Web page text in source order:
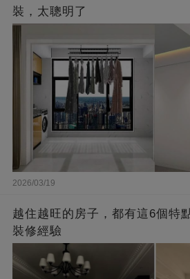
裝，太聰明了
2026/03/19
越住越旺的房子，都有這6個特
裝修經驗